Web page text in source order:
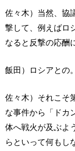
佐々木）当然、協
撃して、例えばロ
なると反撃の応酬
飯田）ロシアとの。
佐々木）それこそ
な事件から「ドカ
体へ戦火が及ぶよ
らといって何もし